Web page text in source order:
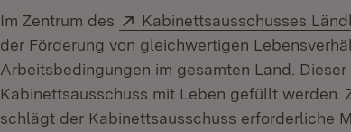
Im Zentrum des Extern:
Kabinettsausschusses
der Förderung von gleichwertigen
Arbeitsbedingungen im gesamten Land.
Kabinettsausschuss mit Leben gefüllt werden.
schlägt der Kabinettsausschuss erforderliche